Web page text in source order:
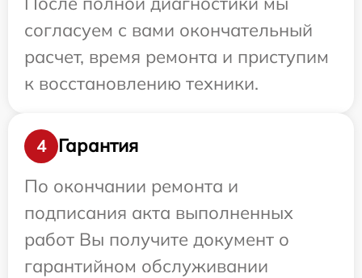
согласуем с вами окончательный
расчет, время ремонта и приступим
к восстановлению техники.
4
Гарантия
По окончании ремонта и
подписания акта выполненных
работ Вы получите документ о
гарантийном обслуживании